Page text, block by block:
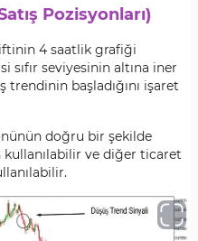
Pozisyonları)
4 saatlik grafiği
seviyesinin altına iner
başladığını işaret
doğru bir şekilde
kullanılabilir ve diğer ticaret